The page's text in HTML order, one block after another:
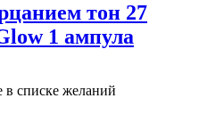
тон 27
1 ампула
в списке желаний